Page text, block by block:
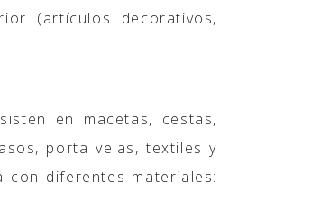
(artículos decorativos,
en macetas, cestas,
porta velas, textiles y
con diferentes materiales: